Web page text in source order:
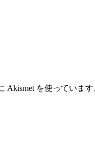
Akismet を使っていま